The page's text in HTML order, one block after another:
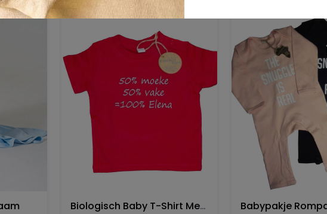
Biologisch Baby T-Shirt Met Borduring